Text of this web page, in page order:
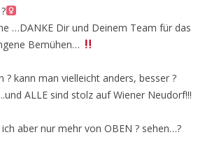
…DANKE Dir und Deinem Team für das
Bemühen…
? kann man vielleicht anders, besser ?
ALLE sind stolz auf Wiener Neudorf!!!
aber nur mehr von OBEN ? sehen…?